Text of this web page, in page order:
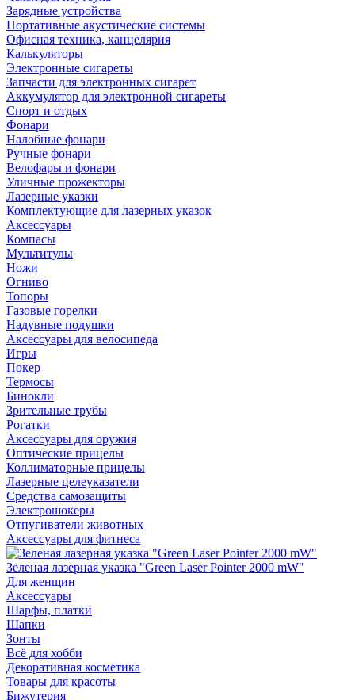
Зарядные устройства
Портативные акустические системы
Офисная техника, канцелярия
Калькуляторы
Электронные сигареты
Запчасти для электронных сигарет
Аккумулятор для электронной сигареты
Спорт и отдых
Фонари
Налобные фонари
Ручные фонари
Велофары и фонари
Уличные прожекторы
Лазерные указки
Комплектующие для лазерных указок
Аксессуары
Компасы
Мультитулы
Ножи
Огниво
Топоры
Газовые горелки
Надувные подушки
Аксессуары для велосипеда
Игры
Покер
Термосы
Бинокли
Зрительные трубы
Рогатки
Аксессуары для оружия
Оптические прицелы
Коллиматорные прицелы
Лазерные целеуказатели
Средства самозащиты
Электрошокеры
Отпугиватели животных
Аксессуары для фитнеса
Зеленая лазерная указка "Green Laser Pointer 2000 mW"
Для женщин
Аксессуары
Шарфы, платки
Шапки
Зонты
Всё для хобби
Декоративная косметика
Товары для красоты
Бижутерия